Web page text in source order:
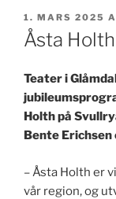
PUBLISERT
1. MARS 2025
Åsta
Teater i
Holth på
Bente Erichsen
– Åsta Holth er
vår region, og